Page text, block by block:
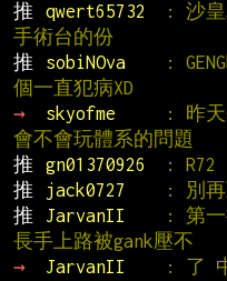
推
qwert65732
: 沙皇
手術台的份
推
sobiNOva
:
個一直犯病XD
→
skyofme
: 昨天
會不會玩體系的問題
推
gn01370926 : R72
推
jack0727 : 別再
推
JarvanII
: 第一
長手上路被gank壓不
→
JarvanII
: 了